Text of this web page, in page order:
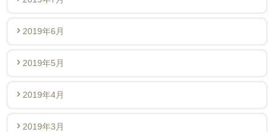
2019年6月
2019年5月
2019年4月
2019年3月